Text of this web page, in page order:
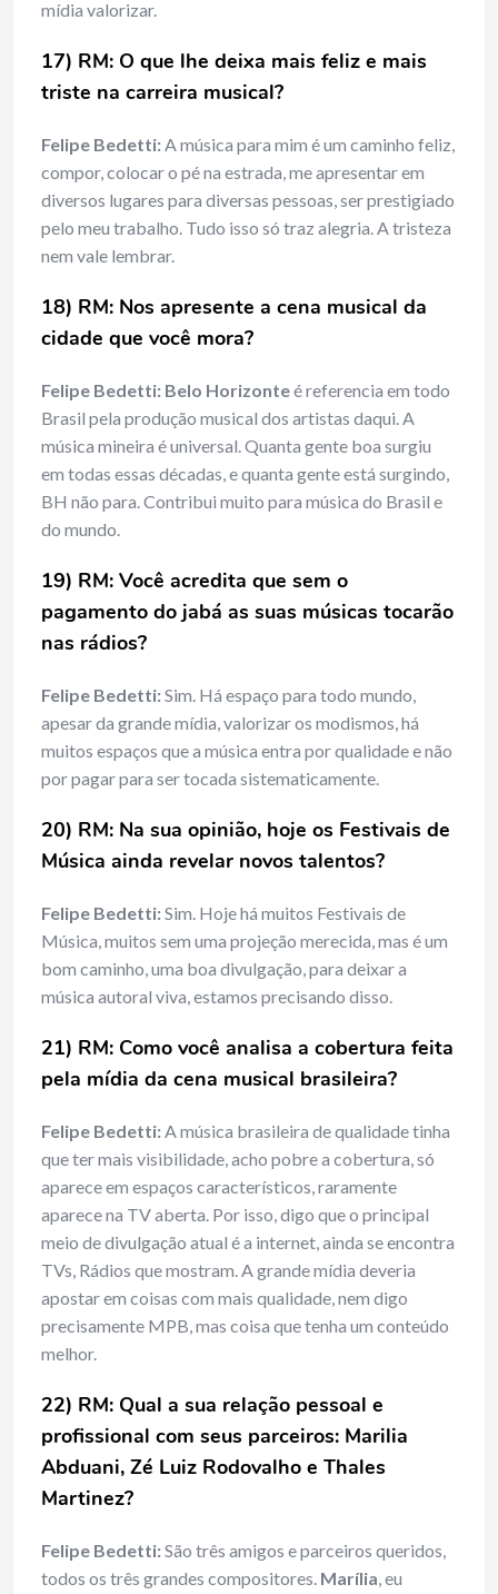
mídia valorizar.
17) RM: O que lhe deixa mais feliz e mais
triste na carreira musical?
Felipe Bedetti:A música para mim é um caminho feliz,
compor, colocar o pé na estrada, me apresentar em
diversos lugares para diversas pessoas, ser prestigiado
pelo meu trabalho. Tudo isso só traz alegria. A tristeza
nem vale lembrar.
18) RM: Nos apresente a cena musical da
cidade que você mora?
Felipe Bedetti: Belo Horizonteé referencia em todo
Brasil pela produção musical dos artistas daqui. A
música mineira é universal. Quanta gente boa surgiu
em todas essas décadas, e quanta gente está surgindo,
BH não para. Contribui muito para música do Brasil e
do mundo.
19) RM: Você acredita que sem o
pagamento do jabá as suas músicas tocarão
nas rádios?
Felipe Bedetti:Sim. Há espaço para todo mundo,
apesar da grande mídia, valorizar os modismos, há
muitos espaços que a música entra por qualidade e não
por pagar para ser tocada sistematicamente.
20) RM: Na sua opinião, hoje os Festivais de
Música ainda revelar novos talentos?
Felipe Bedetti:Sim. Hoje há muitos Festivais de
Música, muitos sem uma projeção merecida, mas é um
bom caminho, uma boa divulgação, para deixar a
música autoral viva, estamos precisando disso.
21) RM: Como você analisa a cobertura feita
pela mídia da cena musical brasileira?
Felipe Bedetti:A música brasileira de qualidade tinha
que ter mais visibilidade, acho pobre a cobertura, só
aparece em espaços característicos, raramente
aparece na TV aberta. Por isso, digo que o principal
meio de divulgação atual é a internet, ainda se encontra
TVs, Rádios que mostram. A grande mídia deveria
apostar em coisas com mais qualidade, nem digo
precisamente MPB, mas coisa que tenha um conteúdo
melhor.
22) RM: Qual a sua relação pessoal e
profissional com seus parceiros: Marilia
Abduani, Zé Luiz Rodovalho e Thales
Martinez?
Felipe Bedetti:São três amigos e parceiros queridos,
todos os três grandes compositores. Marília, eu